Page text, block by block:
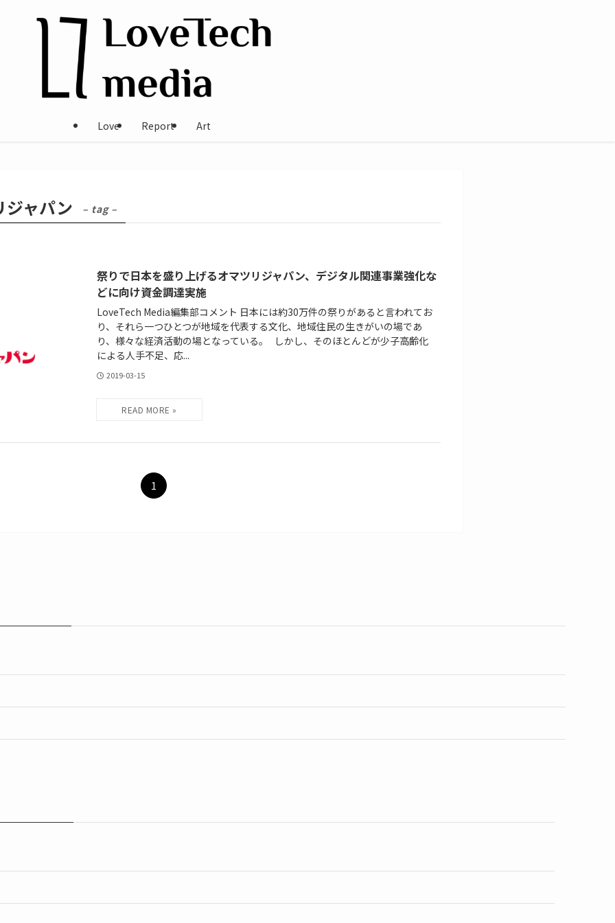
Love Report Art
ジャパン – tag –
祭りで日本を盛り上げるオマツリジャパン、デジタル関連事業強化な
どに向け資金調達実施
LoveTech Media編集部コメント 日本には約30万件の祭りがあると言われてお
り、それら一つひとつが地域を代表する文化、地域住民の生きがいの場であ
り、様々な経済活動の場となっている。 しかし、そのほとんどが少子高齢化
による人手不足、応...
2019-03-15
1